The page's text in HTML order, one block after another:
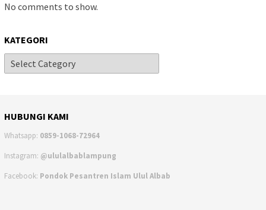
No comments to show.
KATEGORI
HUBUNGI KAMI
Whatsapp: 0859-1068-72964
Instagram: @ululalbablampung
Facebook: Pondok Pesantren Islam Ulul Albab